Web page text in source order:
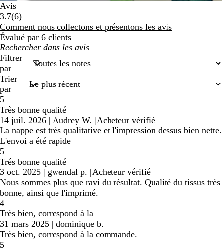
Avis
3.7(66
avis
)
Comment nous collectons et présentons les avis
Évalué par 6 clients
Mes
recherches
saisies
Filtrer
par
Trier
par
5
Très bonne qualité
14 juil. 2026 | Audrey W. |Acheteur vérifié
La nappe est très qualitative et l'impression dessus bien nette.
L'envoi a été rapide
5
Trés bonne qualité
3 oct. 2025 | gwendal p. |Acheteur vérifié
Nous sommes plus que ravi du résultat. Qualité du tissus très
bonne, ainsi que l'imprimé.
4
Très bien, correspond à la
31 mars 2025 | dominique b.
Très bien, correspond à la commande.
5